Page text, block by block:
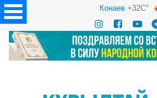
Конаев+32C°